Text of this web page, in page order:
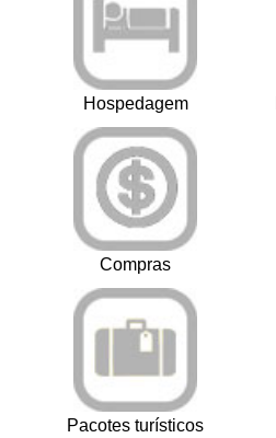
Hospedagem
Compras
Pacotes turísticos